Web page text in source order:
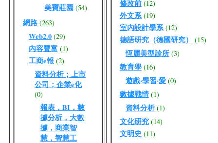
美寶莊園 (54)
網路 (263)
Web2.0 (29)
內容豐富 (1)
工商e報 (2)
資料分析；上市
公司；企業e化
(0)
報表，BI，數
據分析，大數
據，商業智
慧，智慧工
修改前 (12)
外文系 (19)
室內設計學系 (12)
德語研究（德國研究） (15)
恆麗美型診所 (3)
教育學 (16)
遊戲‧學習‧愛 (0)
數據戰情 (1)
資料分析 (1)
文化研究 (14)
文明史 (11)